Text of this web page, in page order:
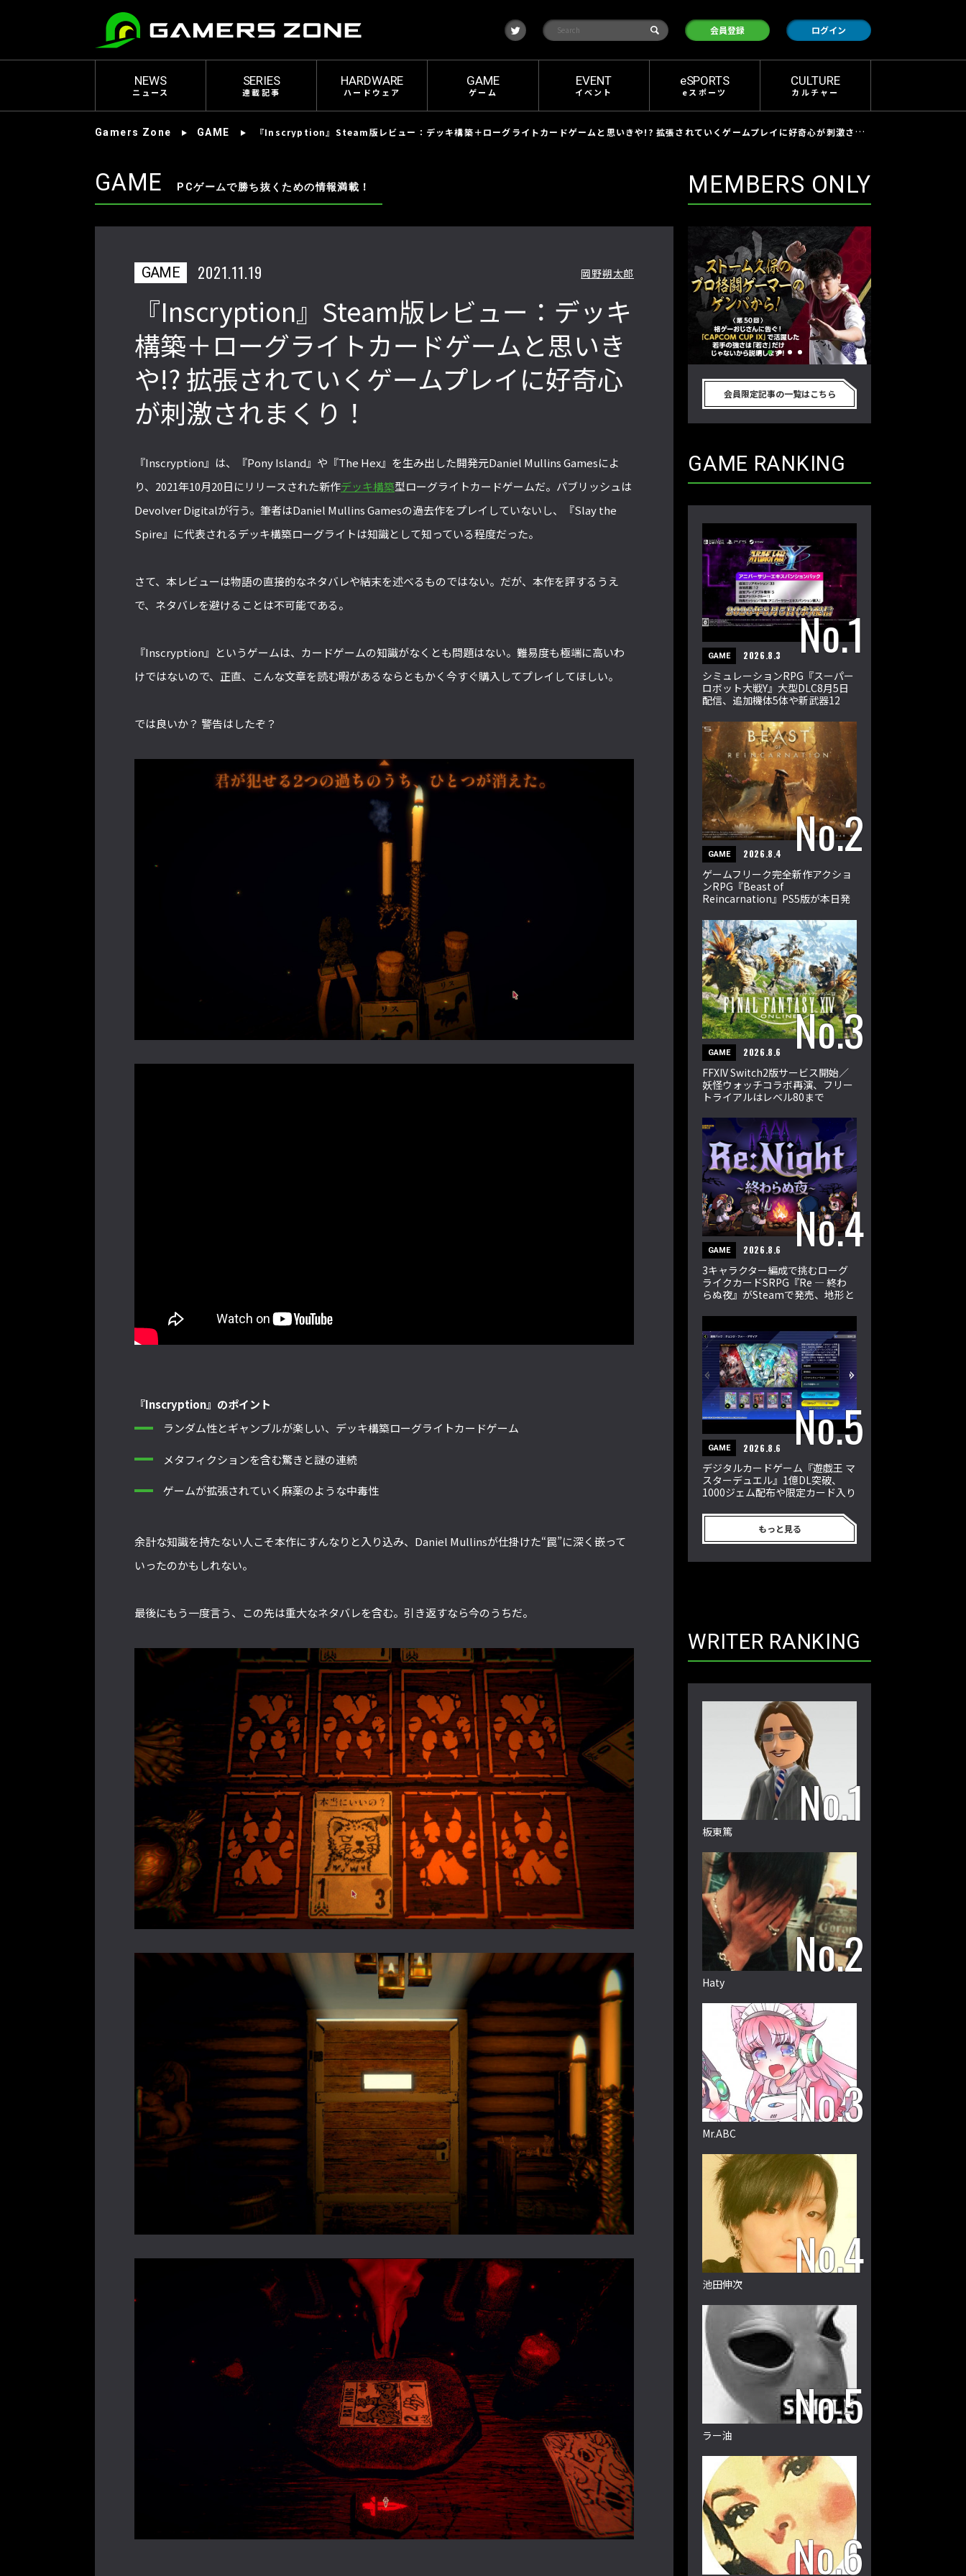
t
w
i
t
検
会員登録 ログイン
NEWS
ニュース
SERIES
連載記事
HARDWARE
ハードウェア
GAME
ゲーム
EVENT
イベント
eSPORTS
eスポーツ
CULTURE
カルチャー
Gamers Zone GAME 『Inscryption』Steam版レビュー：デッキ構築＋ローグライトカードゲームと思いきや!? 拡張されていくゲームプレイに好奇心が刺激されまくり！
GAME PCゲームで勝ち抜くための情報満載！
GAME 2021.11.19 岡野朔太郎
『Inscryption』Steam版レビュー：デッキ
構築＋ローグライトカードゲームと思いき
や!? 拡張されていくゲームプレイに好奇心
が刺激されまくり！
『Inscryption』は、『Pony Island』や『The Hex』を生み出した開発元Daniel Mullins Gamesによ
り、2021年10月20日にリリースされた新作デッキ構築型ローグライトカードゲームだ。パブリッシュは
Devolver Digitalが行う。筆者はDaniel Mullins Gamesの過去作をプレイしていないし、『Slay the
Spire』に代表されるデッキ構築ローグライトは知識として知っている程度だった。
さて、本レビューは物語の直接的なネタバレや結末を述べるものではない。だが、本作を評するうえ
で、ネタバレを避けることは不可能である。
『Inscryption』というゲームは、カードゲームの知識がなくとも問題はない。難易度も極端に高いわ
けではないので、正直、こんな文章を読む暇があるならともかく今すぐ購入してプレイしてほしい。
では良いか？ 警告はしたぞ？
『Inscryption』のポイント
ランダム性とギャンブルが楽しい、デッキ構築ローグライトカードゲーム
メタフィクションを含む驚きと謎の連続
ゲームが拡張されていく麻薬のような中毒性
余計な知識を持たない人こそ本作にすんなりと入り込み、Daniel Mullinsが仕掛けた“罠”に深く嵌って
いったのかもしれない。
最後にもう一度言う、この先は重大なネタバレを含む。引き返すなら今のうちだ。
MEMBERS ONLY
2022年最後の懺悔！ 「ストリートフ
ァイターリーグ 2022」最終節を終え
て吐露したいこと【ストーム久保のプ
ロ格闘ゲーマーのゲンバから！ 第48
「ストリートファイターリーグ
2022」前半戦の反省文を見てほし
い！ チームリーダー久保の失敗【ス
トーム久保のプロ格闘ゲーマーのゲン
『ストV』PS4版とPC版は別のゲーム
性！ 大会での向き合い方を真剣に考
CUP IX」で活躍した若手の強さは
「若さ」だけじゃないから説明しま
格ゲーおじさんに告ぐ！「CAPCOM
CUP IX」で活躍した若手の強さは
ーのゲンバから！ 第50回】
会員限定記事の一覧はこちら
GAME RANKING
GAME 2026.8.3
シミュレーションRPG『スーパー
ロボット大戦Y』大型DLC8月5日
配信、追加機体5体や新武器12
GAME 2026.8.4
ゲームフリーク完全新作アクショ
ンRPG『Beast of
Reincarnation』PS5版が本日発
GAME 2026.8.6
FFXIV Switch2版サービス開始／
妖怪ウォッチコラボ再演、フリー
トライアルはレベル80まで
GAME 2026.8.6
3キャラクター編成で挑むローグ
ライクカードSRPG『Re ― 終わ
らぬ夜』がSteamで発売、地形と
GAME 2026.8.6
デジタルカードゲーム『遊戯王 マ
スターデュエル』1億DL突破、
1000ジェム配布や限定カード入り
もっと見る
WRITER RANKING
板東篤
Haty
Mr.ABC
池田伸次
ラー油